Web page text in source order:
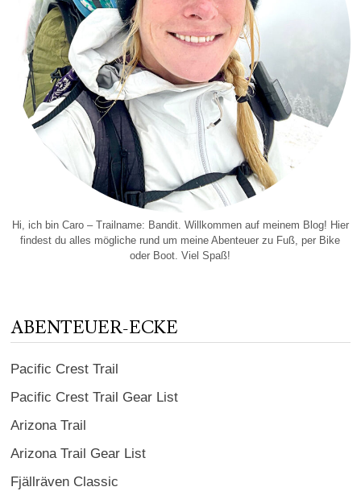
Hi, ich bin Caro – Trailname: Bandit. Willkommen auf meinem Blog! Hier
findest du alles mögliche rund um meine Abenteuer zu Fuß, per Bike
oder Boot. Viel Spaß!
ABENTEUER-ECKE
Pacific Crest Trail
Pacific Crest Trail Gear List
Arizona Trail
Arizona Trail Gear List
Fjällräven Classic